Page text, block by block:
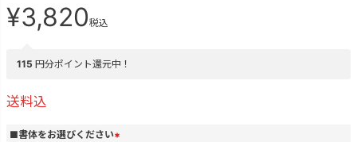
¥3,820税込
115 円分ポイント還元中！
送料込
■書体をお選びください